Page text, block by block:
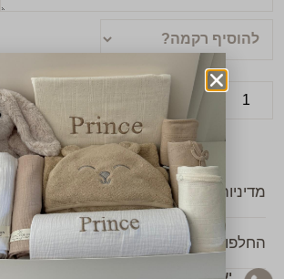
הוספה לסל
מדיניות משלוחים באתר
החלפות & החזרות
יש לך שאלה או שאת רוצה להתייעץ בקשר